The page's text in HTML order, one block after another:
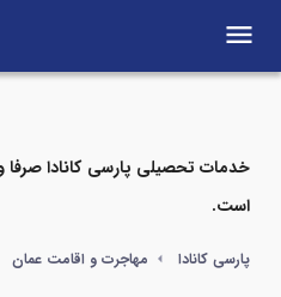
menu
مواردی که در این مطلب
خدمات تحصیلی پارسی کانادا
است.
پارسی کانادا مهاجرت و اقامت عمان